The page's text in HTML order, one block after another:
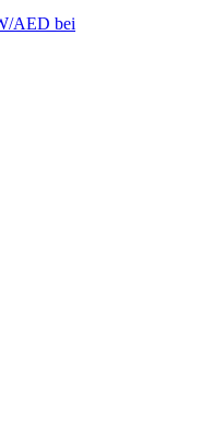
AED bei